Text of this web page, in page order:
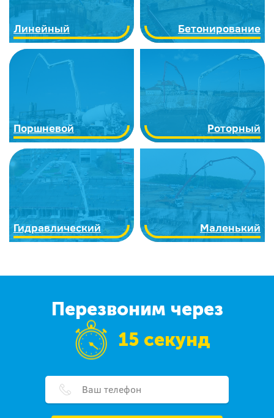
Линейный Бетонирование
Поршневой Роторный
Гидравлический Маленький
Перезвоним через
15 секунд